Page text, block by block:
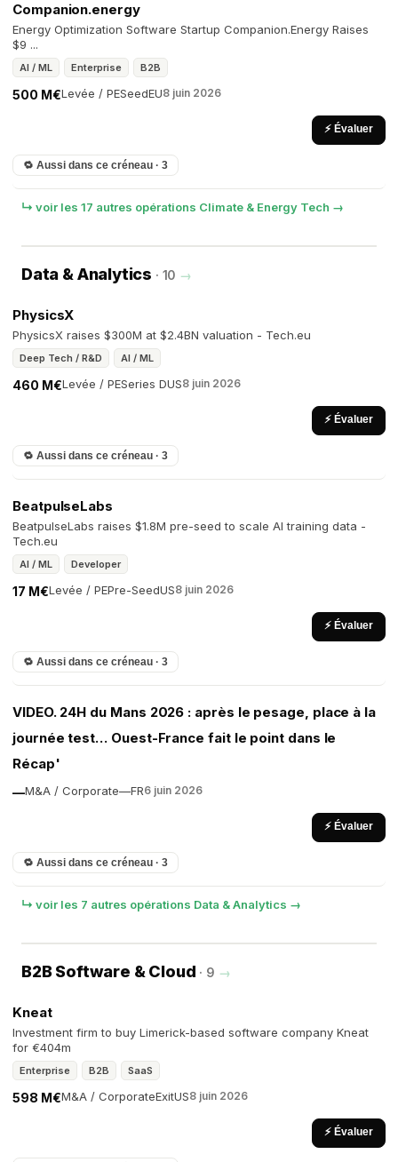
Companion.energy
Energy Optimization Software Startup Companion.Energy Raises
$9 ...
AI / ML Enterprise B2B
Levée / PE
500 M€ SeedEU8 juin 2026
⚡ Évaluer
🔁 Aussi dans ce créneau · 3
↳ voir les 17 autres opérations Climate & Energy Tech →
Data & Analytics · 10 →
PhysicsX
PhysicsX raises $300M at $2.4BN valuation - Tech.eu
Deep Tech / R&D AI / ML
Levée / PE
460 M€ Series DUS8 juin 2026
⚡ Évaluer
🔁 Aussi dans ce créneau · 3
BeatpulseLabs
BeatpulseLabs raises $1.8M pre-seed to scale AI training data -
Tech.eu
AI / ML Developer
Levée / PE
17 M€ Pre-SeedUS8 juin 2026
⚡ Évaluer
🔁 Aussi dans ce créneau · 3
VIDEO. 24H du Mans 2026 : après le pesage, place à la
journée test… Ouest-France fait le point dans le
Récap'
M&A / Corporate
— —FR6 juin 2026
⚡ Évaluer
🔁 Aussi dans ce créneau · 3
↳ voir les 7 autres opérations Data & Analytics →
B2B Software & Cloud · 9 →
Kneat
Investment firm to buy Limerick-based software company Kneat
for €404m
Enterprise B2B SaaS
M&A / Corporate
598 M€ ExitUS8 juin 2026
⚡ Évaluer